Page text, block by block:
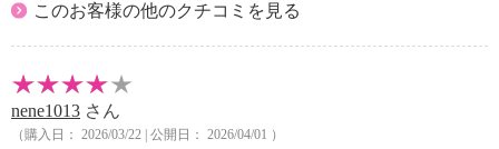
このお客様の他のクチコミを見る
nene1013 さん
（購入日： 2026/03/22 | 公開日： 2026/04/01 ）